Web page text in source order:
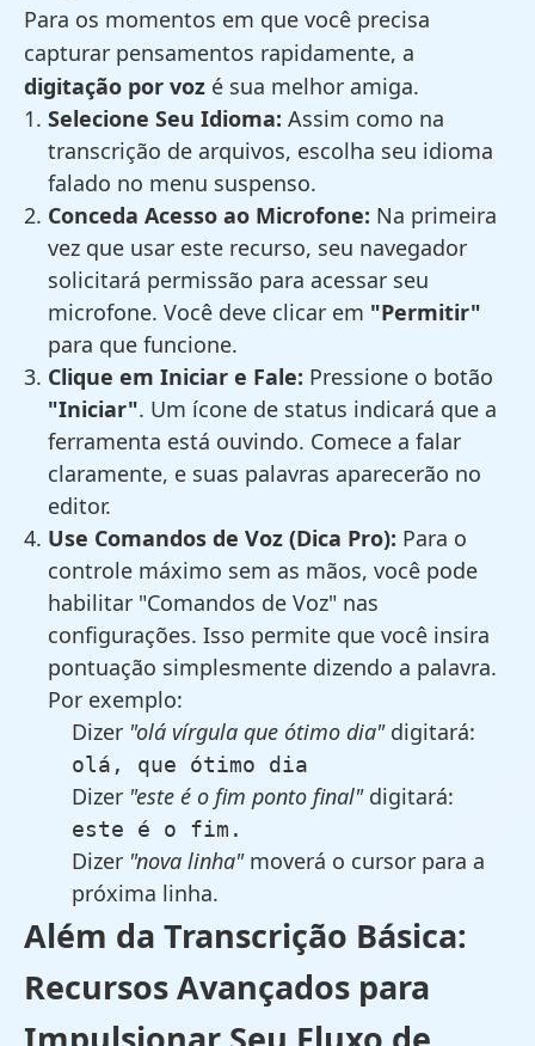
Para os momentos em que você precisa
capturar pensamentos rapidamente, a
digitação por voz é sua melhor amiga.
Selecione Seu Idioma: Assim como na
transcrição de arquivos, escolha seu idioma
falado no menu suspenso.
Conceda Acesso ao Microfone: Na primeira
vez que usar este recurso, seu navegador
solicitará permissão para acessar seu
microfone. Você deve clicar em "Permitir"
para que funcione.
Clique em Iniciar e Fale: Pressione o botão
"Iniciar". Um ícone de status indicará que a
ferramenta está ouvindo. Comece a falar
claramente, e suas palavras aparecerão no
editor.
Use Comandos de Voz (Dica Pro): Para o
controle máximo sem as mãos, você pode
habilitar "Comandos de Voz" nas
configurações. Isso permite que você insira
pontuação simplesmente dizendo a palavra.
Por exemplo:
Dizer "olá vírgula que ótimo dia"digitará:
olá, que ótimo dia
Dizer "este é o fim ponto final"digitará:
este é o fim.
Dizer "nova linha"moverá o cursor para a
próxima linha.
Além da Transcrição Básica:
Recursos Avançados para